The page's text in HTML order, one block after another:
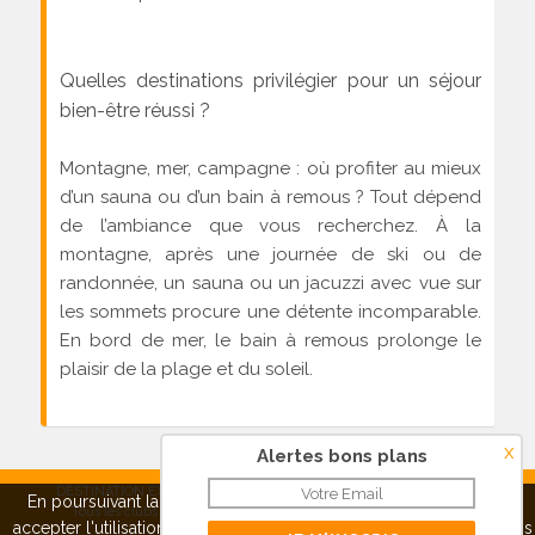
Alertes bons plans x
Quelles destinations privilégier pour un séjour
bien-être réussi ?
Montagne, mer, campagne : où profiter au mieux
d’un sauna ou d’un bain à remous ? Tout dépend
de l’ambiance que vous recherchez. À la
montagne, après une journée de ski ou de
randonnée, un sauna ou un jacuzzi avec vue sur
les sommets procure une détente incomparable.
En bord de mer, le bain à remous prolonge le
plaisir de la plage et du soleil.
DESTINATION EXPRESS SAS - RCS Créteil 515 038 248 |
Tous les clubs vacances
| Mentions légales |
Qui sommes-
Confidentialité
En poursuivant la navigation sur ce site, vous pouvez
accepterl'utilisation de cookies pour mieux vous servir. A propos